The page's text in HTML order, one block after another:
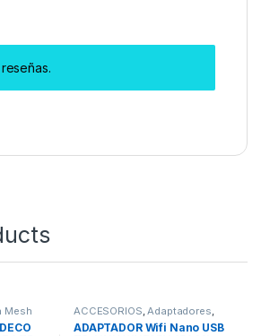
Mesh ACCESORIOS,Adaptadores,
REDES, Adaptadores Wifi
Bluetooth
ADAPTADOR Wifi Nano USB